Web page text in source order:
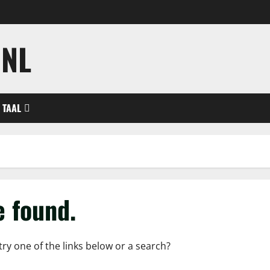
TAAL
found.
one of the links below or a search?